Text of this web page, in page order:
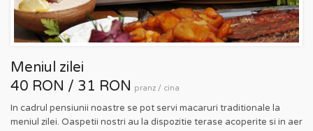
Meniul zilei
40 RON / 31 RON pranz / cina
In cadrul pensiunii noastre se pot servi macaruri traditionale la
meniul zilei. Oaspetii nostri au la dispozitie terase acoperite si in aer